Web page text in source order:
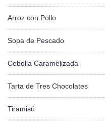
Arroz con Pollo
Sopa de Pescado
Cebolla Caramelizada
Tarta de Tres Chocolates
Tiramisú